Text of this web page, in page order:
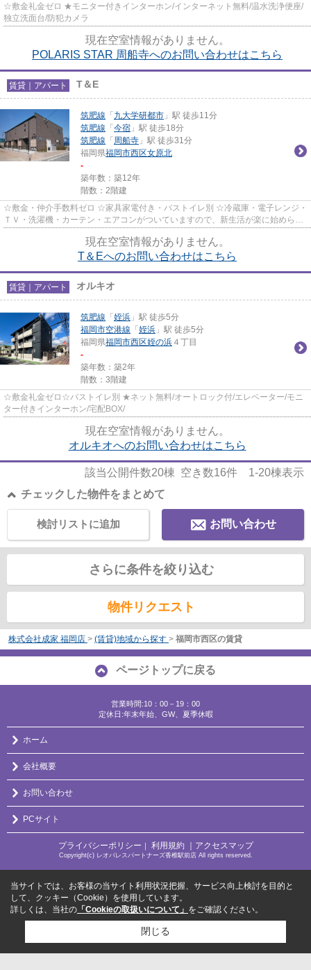
☆敷金礼金ゼロ ★モニター付きインターホン/インターネット無料/温水洗浄便座/
独立洗面台/防犯カメラ
現在空室情報がありません。
POLARIS STAR 周船寺へのお問い合わせはこちら
賃貸｜アパート T＆E
筑肥線 「 九大学研都市 」駅 徒歩11分
筑肥線 「 今宿 」駅 徒歩18分
筑肥線 「 周船寺 」駅 徒歩31分
福岡県福岡市西区女原北
-
築年数：築12年
階数：2階建
☆敷金・仲介手数料ゼロ ☆家具家電付き・バストイレ別 ☆冷蔵庫・電子レンジ・
ＴＶ・洗濯機・カーテン・エアコンがついていますので、新生活が楽に始められ
現在空室情報がありません。
T＆Eへのお問い合わせはこちら
賃貸｜アパート オルキオ
筑肥線 「 姪浜 」駅 徒歩5分
福岡市空港線 「 姪浜 」駅 徒歩5分
福岡県福岡市西区姪の浜 ４丁目
-
築年数：築2年
階数：3階建
☆敷金礼金ゼロ☆バストイレ別 ★ネット無料/オートロック付/エレベーター/モニ
ター付きインターホン/宅配BOX/
現在空室情報がありません。
オルキオへのお問い合わせはこちら
該当公開件数20棟 空き数16件 1-20棟表示
チェックした物件をまとめて
お問い合わせ
検討リストに追加
さらに条件を絞り込む
物件リクエスト
株式会社成家 福岡店 > (賃貸)地域から探す > 福岡市西区の賃貸
ページトップに戻る
営業時間:10：00－19：00
定休日:年末年始、GW、夏季休暇
ホーム
会社概要
お問い合わせ
PCサイト
プライバシーポリシー ｜ 利用規約 ｜アクセスマップ
Copyright(c) レオパレスパートナーズ香椎駅前店 All rights reserved.
当サイトでは、お客様の当サイト利用状況把握、サービス向上検討を目的と
して、クッキー（Cookie）を使用しています。
詳しくは、当社の 「Cookieの取扱いについて」 をご確認ください。
閉じる